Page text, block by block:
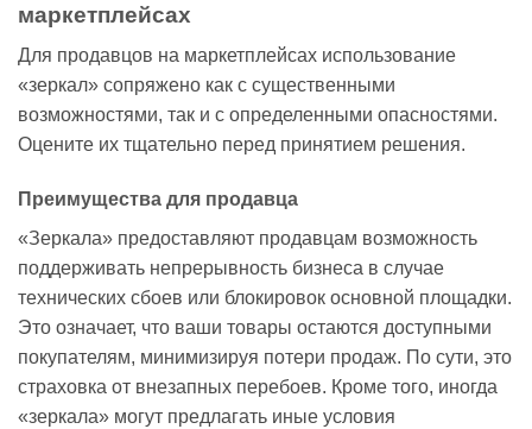
маркетплейсах
Для продавцов на маркетплейсах использование
«зеркал» сопряжено как с существенными
возможностями, так и с определенными опасностями.
Оцените их тщательно перед принятием решения.
Преимущества для продавца
«Зеркала» предоставляют продавцам возможность
поддерживать непрерывность бизнеса в случае
технических сбоев или блокировок основной площадки.
Это означает, что ваши товары остаются доступными
покупателям, минимизируя потери продаж. По сути, это
страховка от внезапных перебоев. Кроме того, иногда
«зеркала» могут предлагать иные условия